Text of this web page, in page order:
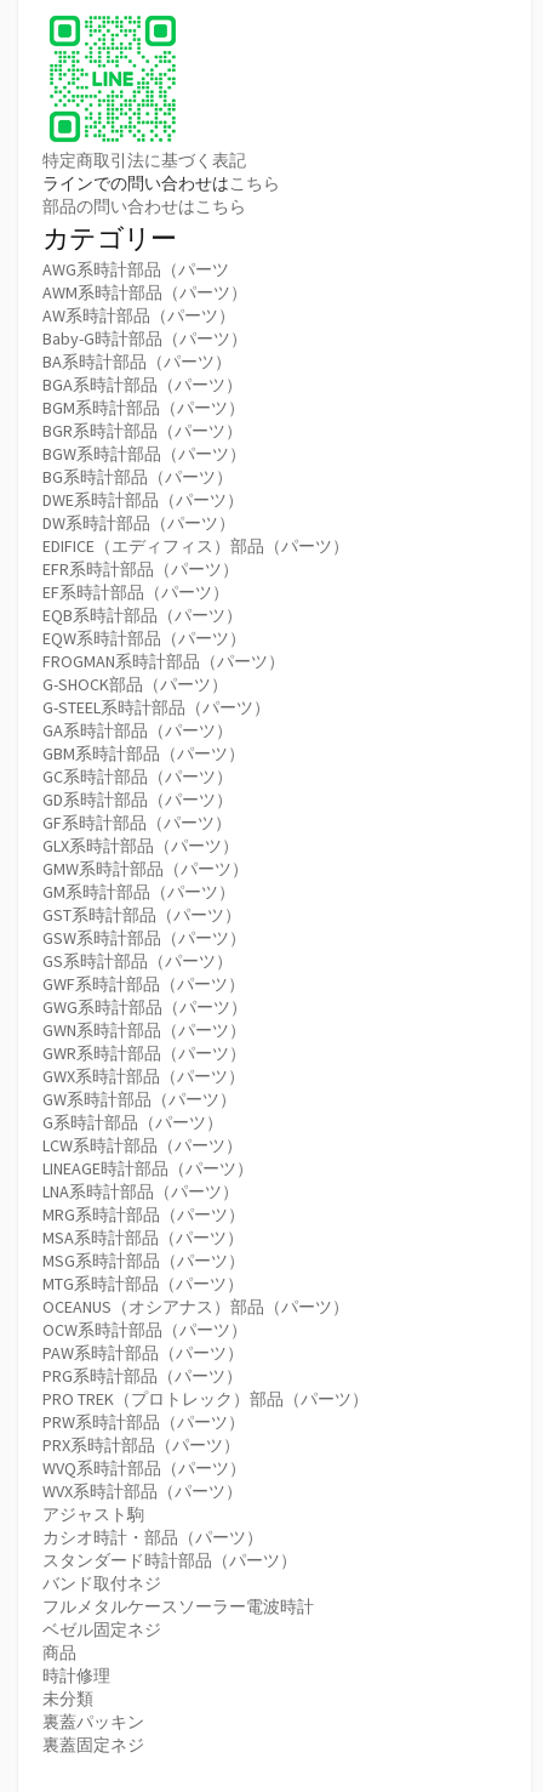
特定商取引法に基づく表記
ラインでの問い合わせはこちら
部品の問い合わせはこちら
カテゴリー
AWG系時計部品（パーツ
AWM系時計部品（パーツ）
AW系時計部品（パーツ）
Baby-G時計部品（パーツ）
BA系時計部品（パーツ）
BGA系時計部品（パーツ）
BGM系時計部品（パーツ）
BGR系時計部品（パーツ）
BGW系時計部品（パーツ）
BG系時計部品（パーツ）
DWE系時計部品（パーツ）
DW系時計部品（パーツ）
EDIFICE（エディフィス）部品（パーツ）
EFR系時計部品（パーツ）
EF系時計部品（パーツ）
EQB系時計部品（パーツ）
EQW系時計部品（パーツ）
FROGMAN系時計部品（パーツ）
G-SHOCK部品（パーツ）
G-STEEL系時計部品（パーツ）
GA系時計部品（パーツ）
GBM系時計部品（パーツ）
GC系時計部品（パーツ）
GD系時計部品（パーツ）
GF系時計部品（パーツ）
GLX系時計部品（パーツ）
GMW系時計部品（パーツ）
GM系時計部品（パーツ）
GST系時計部品（パーツ）
GSW系時計部品（パーツ）
GS系時計部品（パーツ）
GWF系時計部品（パーツ）
GWG系時計部品（パーツ）
GWN系時計部品（パーツ）
GWR系時計部品（パーツ）
GWX系時計部品（パーツ）
GW系時計部品（パーツ）
G系時計部品（パーツ）
LCW系時計部品（パーツ）
LINEAGE時計部品（パーツ）
LNA系時計部品（パーツ）
MRG系時計部品（パーツ）
MSA系時計部品（パーツ）
MSG系時計部品（パーツ）
MTG系時計部品（パーツ）
OCEANUS（オシアナス）部品（パーツ）
OCW系時計部品（パーツ）
PAW系時計部品（パーツ）
PRG系時計部品（パーツ）
PRO TREK（プロトレック）部品（パーツ）
PRW系時計部品（パーツ）
PRX系時計部品（パーツ）
WVQ系時計部品（パーツ）
WVX系時計部品（パーツ）
アジャスト駒
カシオ時計・部品（パーツ）
スタンダード時計部品（パーツ）
バンド取付ネジ
フルメタルケースソーラー電波時計
ベゼル固定ネジ
商品
時計修理
未分類
裏蓋パッキン
裏蓋固定ネジ